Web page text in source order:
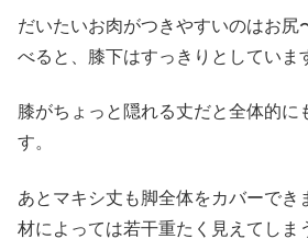
だいたいお肉がつきやすいのはお尻
べると、膝下はすっきりとしていま
膝がちょっと隠れる丈だと全体的に
す。
あとマキシ丈も脚全体をカバーでき
材によっては若干重たく見えてしま